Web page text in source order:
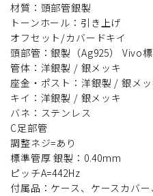
材質：頭部管銀製
トーンホール：引き上げ
オフセット/カバードキイ
頭部管：銀製（Ag925） Vivo
管体：洋銀製 / 銀メッキ
座金・ポスト：洋銀製 / 銀メッ
キイ：洋銀製 / 銀メッキ
バネ：ステンレス
C足部管
調整ネジ=あり
標準管厚 銀製：0.40mm
ピッチA=442Hz
付属品：ケース、ケースカバ